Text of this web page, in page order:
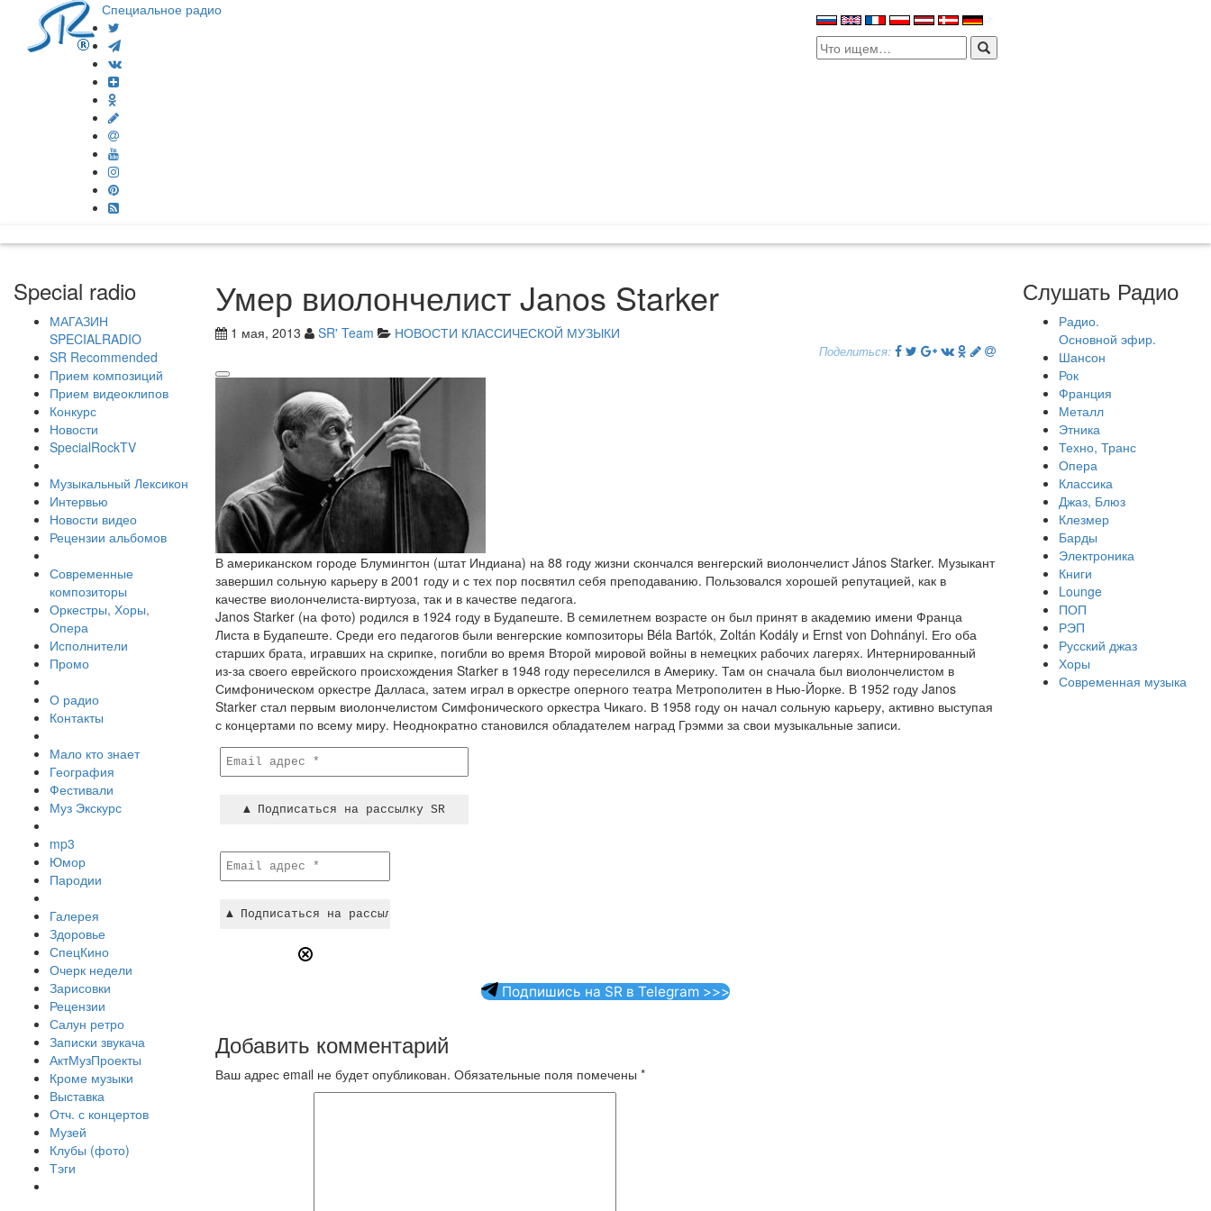
Специальное радио
Search
for:
Special radio
МАГАЗИН
SPECIALRADIO
SR Recommended
Прием композиций
Прием видеоклипов
Конкурс
Новости
SpecialRockTV
Музыкальный Лексикон
Интервью
Новости видео
Рецензии альбомов
Современные
композиторы
Оркестры, Хоры,
Опера
Исполнители
Промо
О радио
Контакты
Мало кто знает
География
Фестивали
Муз Экскурс
mp3
Юмор
Пародии
Галерея
Здоровье
СпецКино
Очерк недели
Зарисовки
Рецензии
Салун ретро
Записки звукача
АктМузПроекты
Кроме музыки
Выставка
Отч. с концертов
Музей
Клубы (фото)
Тэги
Умер виолончелист Janos Starker
1 мая, 2013 SR' Team НОВОСТИ КЛАССИЧЕСКОЙ МУЗЫКИ
Поделиться:
В американском городе Блумингтон (штат Индиана) на 88 году жизни скончался венгерский виолончелист János Starker. Музыкант
завершил сольную карьеру в 2001 году и с тех пор посвятил себя преподаванию. Пользовался хорошей репутацией, как в
качестве виолончелиста-виртуоза, так и в качестве педагога.
Janos Starker (на фото) родился в 1924 году в Будапеште. В семилетнем возрасте он был принят в академию имени Франца
Листа в Будапеште. Среди его педагогов были венгерские композиторы Béla Bartók, Zoltán Kodály и Ernst von Dohnányi. Его оба
старших брата, игравших на скрипке, погибли во время Второй мировой войны в немецких рабочих лагерях. Интернированный
из-за своего еврейского происхождения Starker в 1948 году переселился в Америку. Там он сначала был виолончелистом в
Симфоническом оркестре Далласа, затем играл в оркестре оперного театра Метрополитен в Нью-Йорке. В 1952 году Janos
Starker стал первым виолончелистом Симфонического оркестра Чикаго. В 1958 году он начал сольную карьеру, активно выступая
с концертами по всему миру. Неоднократно становился обладателем наград Грэмми за свои музыкальные записи.
Подпишись на SR в Telegram >>>
Добавить комментарий
Ваш адрес email не будет опубликован. Обязательные поля помечены *
Слушать Радио
Радио.
Основной эфир.
Шансон
Рок
Франция
Металл
Этника
Техно, Транс
Опера
Классика
Джаз, Блюз
Клезмер
Барды
Электроника
Книги
Lounge
ПОП
РЭП
Русский джаз
Хоры
Современная музыка